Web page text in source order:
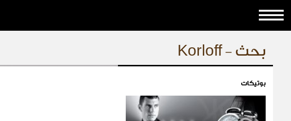
بحث - Korloff
بوتيكات